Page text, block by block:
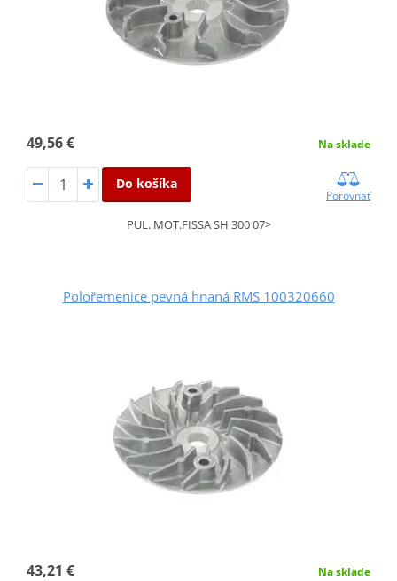
49,56 € Na sklade
Do košíka
Porovnať
PUL. MOT.FISSA SH 300 07>
Polořemenice pevná hnaná RMS 100320660
43,21 € Na sklade